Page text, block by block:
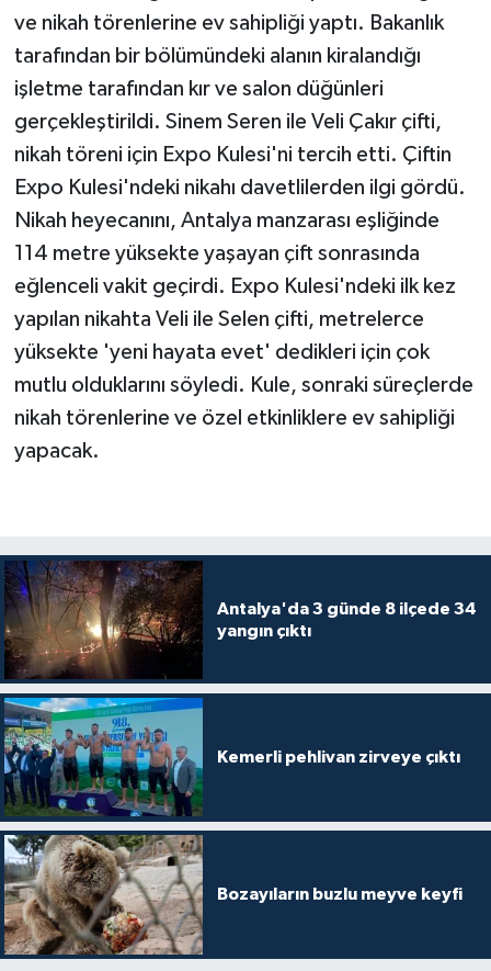
ve nikah törenlerine ev sahipliği yaptı. Bakanlık
tarafından bir bölümündeki alanın kiralandığı
işletme tarafından kır ve salon düğünleri
gerçekleştirildi. Sinem Seren ile Veli Çakır çifti,
nikah töreni için Expo Kulesi'ni tercih etti. Çiftin
Expo Kulesi'ndeki nikahı davetlilerden ilgi gördü.
Nikah heyecanını, Antalya manzarası eşliğinde
114 metre yüksekte yaşayan çift sonrasında
eğlenceli vakit geçirdi. Expo Kulesi'ndeki ilk kez
yapılan nikahta Veli ile Selen çifti, metrelerce
yüksekte 'yeni hayata evet' dedikleri için çok
mutlu olduklarını söyledi. Kule, sonraki süreçlerde
nikah törenlerine ve özel etkinliklere ev sahipliği
yapacak.
Antalya'da 3 günde 8 ilçede 34
yangın çıktı
Kemerli pehlivan zirveye çıktı
Bozayıların buzlu meyve keyfi